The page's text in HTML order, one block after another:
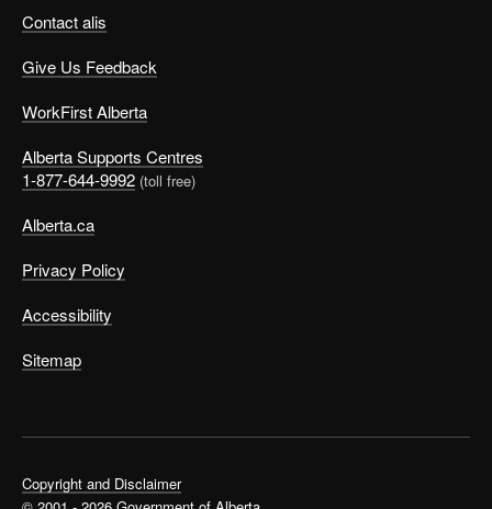
Contact alis
Give Us Feedback
WorkFirst Alberta
Alberta Supports Centres
1-877-644-9992 (toll free)
Alberta.ca
Privacy Policy
Accessibility
Sitemap
Copyright and Disclaimer